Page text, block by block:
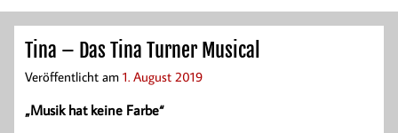
Tina – Das Tina Turner Musical
Veröffentlicht am 1. August 2019
„Musik hat keine Farbe“